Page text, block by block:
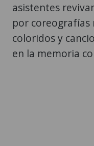
asistentes
por coreografías
coloridos y
en la memoria